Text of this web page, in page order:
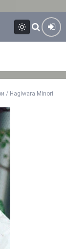
/ Hagiwara Minori